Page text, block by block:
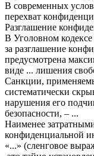
В современных
перехват
Разглашение
В Уголовном
за разглашение
предусмотрена
виде ... лишения
Санкции,
систематически
нарушения его
безопасности, – ...
Наименее
конфиденциальной
«...» (сленговое